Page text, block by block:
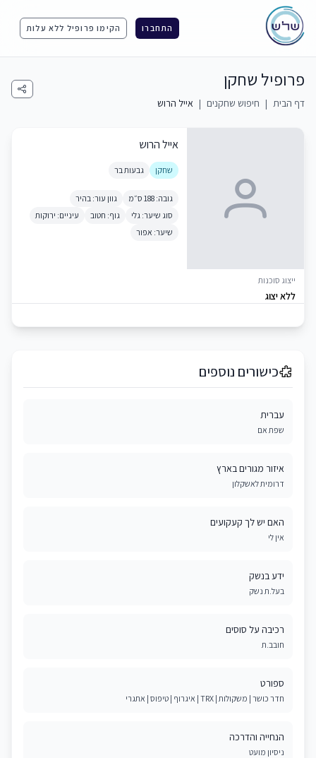
התחברו הקימו פרופיל ללא עלות
פרופיל שחקן
דף הבית | חיפוש שחקנים | אייל הרוש
ייצוג סוכנות
ללא יצוג
אייל הרוש
שחקן גבעות בר
גובה: 188 ס״מ
גוון עור: בהיר
סוג שיער: גלי
גוף: חטוב
עיניים: ירוקות
שיער: אפור
כישורים נוספים
עברית
שפת אם
איזור מגורים בארץ
דרומית לאשקלון
האם יש לך קעקועים
אין לי
ידע בנשק
בעל.ת נשק
רכיבה על סוסים
חובב.ת
ספורט
חדר כושר | משקולות | TRX | איגרוף | טיפוס | אתגרי
הנחייה והדרכה
ניסיון מועט